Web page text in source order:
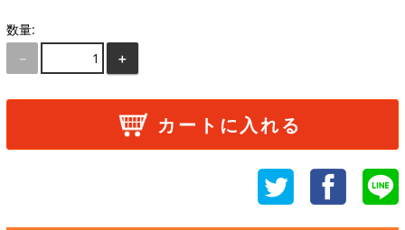
数量:
－
＋
カートに入れる